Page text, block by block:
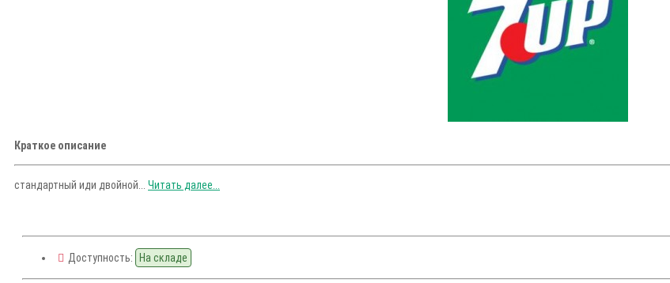
Краткое описание
стандартный иди двойной... Читать далее...
Доступность: На складе